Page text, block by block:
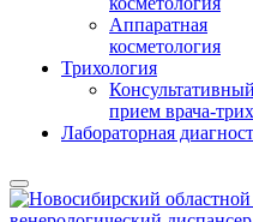
Аппаратная
косметология
Трихология
Консультативный
прием врача-
Лабораторная